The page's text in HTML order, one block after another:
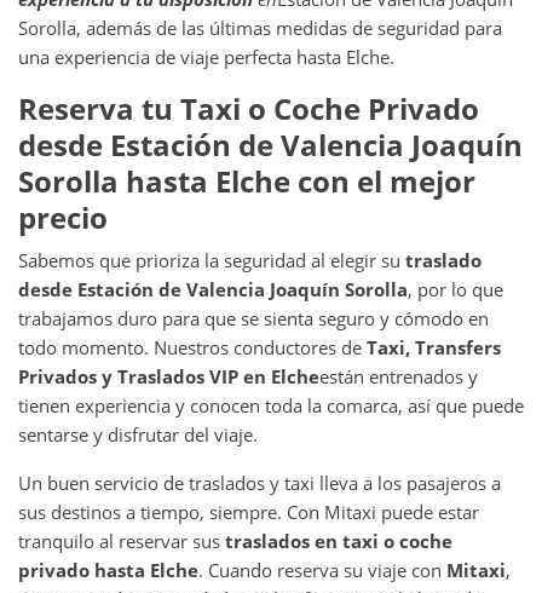
Sorolla, además de las últimas medidas de seguridad para
una experiencia de viaje perfecta hasta Elche.
Reserva tu Taxi o Coche Privado
desde Estación de Valencia Joaquín
Sorolla hasta Elche con el mejor
precio
Sabemos que prioriza la seguridad al elegir su traslado
desde Estación de Valencia Joaquín Sorolla, por lo que
trabajamos duro para que se sienta seguro y cómodo en
todo momento. Nuestros conductores de Taxi, Transfers
Privados y Traslados VIP en Elcheestán entrenados y
tienen experiencia y conocen toda la comarca, así que puede
sentarse y disfrutar del viaje.
Un buen servicio de traslados y taxi lleva a los pasajeros a
sus destinos a tiempo, siempre. Con Mitaxi puede estar
tranquilo al reservar sus traslados en taxi o coche
privado hasta Elche. Cuando reserva su viaje con Mitaxi,